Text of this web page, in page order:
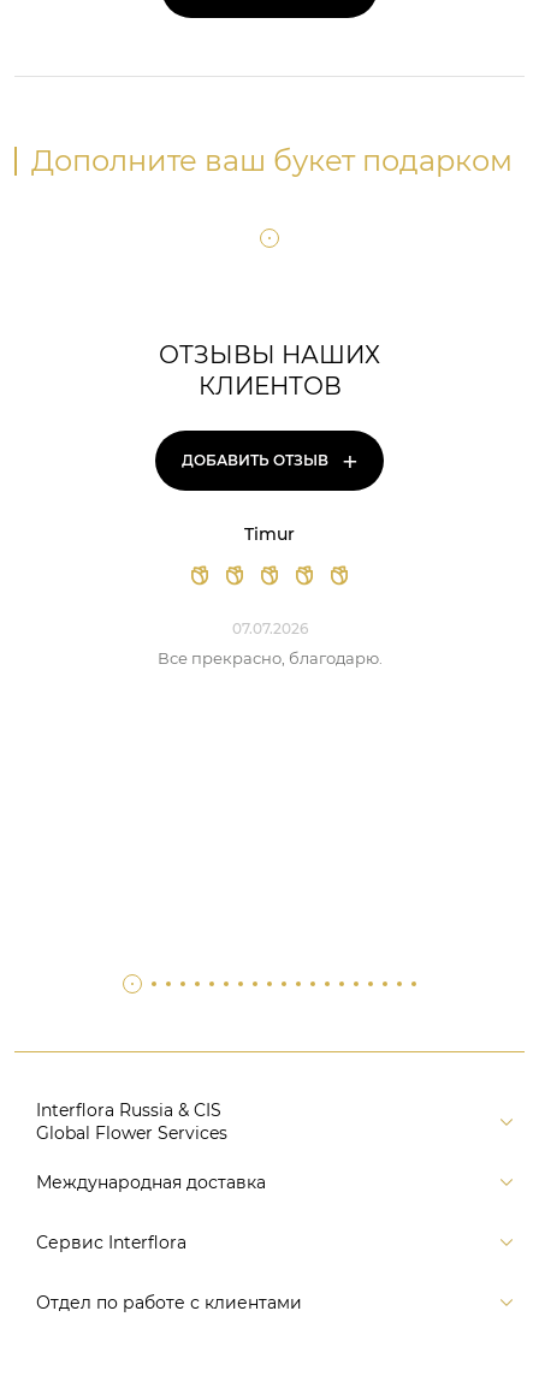
Дополните ваш букет подарком
ОТЗЫВЫ НАШИХ
КЛИЕНТОВ
ДОБАВИТЬ ОТЗЫВ +
Timur
07.07.2026
Все прекрасно, благодарю.
Interflora Russia & CIS
Global Flower Services
Версия для печати
Поиск
Международная доставка
Россия
Европа
Сервис Interflora
Заказ и оплата
Отдел по работе с клиентами